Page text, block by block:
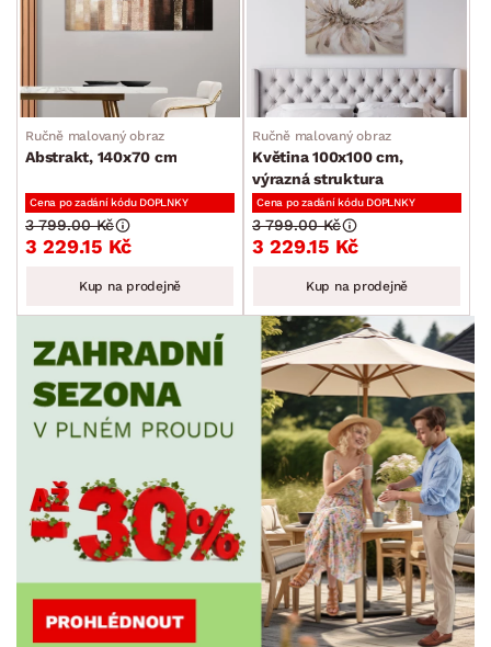
Ručně malovaný obraz
Abstrakt, 140x70 cm
Cena po zadání kódu DOPLNKY
3 229.15 Kč
3 799.00 Kč
Kup na prodejně
Ručně malovaný obraz
Květina 100x100 cm,
výrazná struktura
Cena po zadání kódu DOPLNKY
3 229.15 Kč
3 799.00 Kč
Kup na prodejně